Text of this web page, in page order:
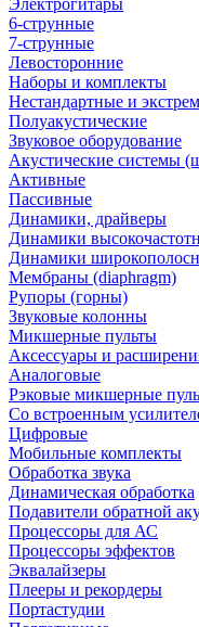
Электрогитары
6-струнные
7-струнные
Левосторонние
Наборы и комплекты
Нестандартные и
Полуакустические
Звуковое оборудование
Акустические системы
Активные
Пассивные
Динамики, драйверы
Динамики
Динамики
Мембраны (diaphragm)
Рупоры (горны)
Звуковые колонны
Микшерные пульты
Аксессуары и
Аналоговые
Рэковые микшерные
Со встроенным
Цифровые
Мобильные комплекты
Обработка звука
Динамическая обработка
Подавители обратной
Процессоры для АС
Процессоры эффектов
Эквалайзеры
Плееры и рекордеры
Портастудии